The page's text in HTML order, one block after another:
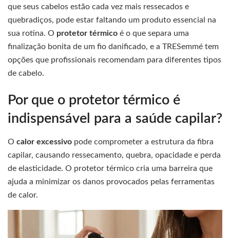
que seus cabelos estão cada vez mais ressecados e
quebradiços, pode estar faltando um produto essencial na
sua rotina. O protetor térmico é o que separa uma
finalização bonita de um fio danificado, e a TRESemmé tem
opções que profissionais recomendam para diferentes tipos
de cabelo.
Por que o protetor térmico é
indispensável para a saúde capilar?
O calor excessivo pode comprometer a estrutura da fibra
capilar, causando ressecamento, quebra, opacidade e perda
de elasticidade. O protetor térmico cria uma barreira que
ajuda a minimizar os danos provocados pelas ferramentas
de calor.